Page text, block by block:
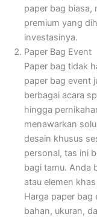
paper bag biasa,
premium yang
investasinya.
Paper Bag Event
Paper bag tidak
paper bag event
berbagai acara
hingga
menawarkan
desain khusus
personal, tas ini
bagi tamu. Anda
atau elemen
Harga paper bag
bahan, ukuran,